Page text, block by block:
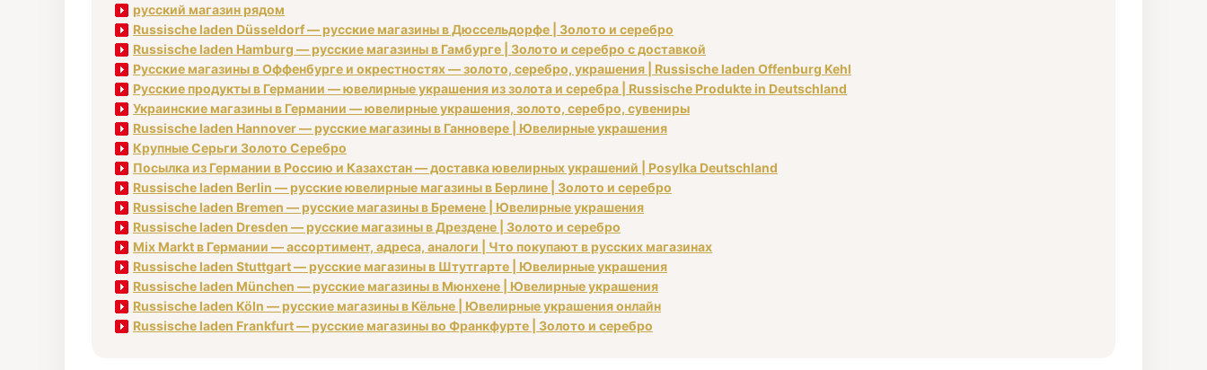
русский магазин рядом
Russische laden Düsseldorf — русские магазины в Дюссельдорфе | Золото и серебро
Russische laden Hamburg — русские магазины в Гамбурге | Золото и серебро с доставкой
Русские магазины в Оффенбурге и окрестностях — золото, серебро, украшения | Russische laden Offenburg Kehl
Русские продукты в Германии — ювелирные украшения из золота и серебра | Russische Produkte in Deutschland
Украинские магазины в Германии — ювелирные украшения, золото, серебро, сувениры
Russische laden Hannover — русские магазины в Ганновере | Ювелирные украшения
Крупные Серьги Золото Серебро
Посылка из Германии в Россию и Казахстан — доставка ювелирных украшений | Posylka Deutschland
Russische laden Berlin — русские ювелирные магазины в Берлине | Золото и серебро
Russische laden Bremen — русские магазины в Бремене | Ювелирные украшения
Russische laden Dresden — русские магазины в Дрездене | Золото и серебро
Mix Markt в Германии — ассортимент, адреса, аналоги | Что покупают в русских магазинах
Russische laden Stuttgart — русские магазины в Штутгарте | Ювелирные украшения
Russische laden München — русские магазины в Мюнхене | Ювелирные украшения
Russische laden Köln — русские магазины в Кёльне | Ювелирные украшения онлайн
Russische laden Frankfurt — русские магазины во Франкфурте | Золото и серебро